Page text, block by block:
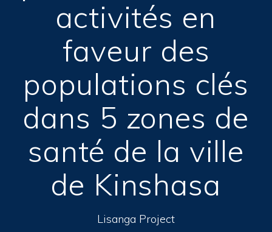
activités en
faveur des
populations clés
dans 5 zones de
santé de la ville
de Kinshasa
Lisanga Project